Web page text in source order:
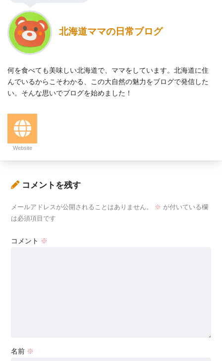
北海道ママの日常ブログ
何を食べても美味しい北海道で、ママをしています。北海道に住
んでいるからこそわかる、この大自然の魅力をブログで発信した
い。そんな思いでブログを始めました！
Website
コメントを残す
メールアドレスが公開されることはありません。 ※ が付いている欄
は必須項目です
コメント ※
名前 ※